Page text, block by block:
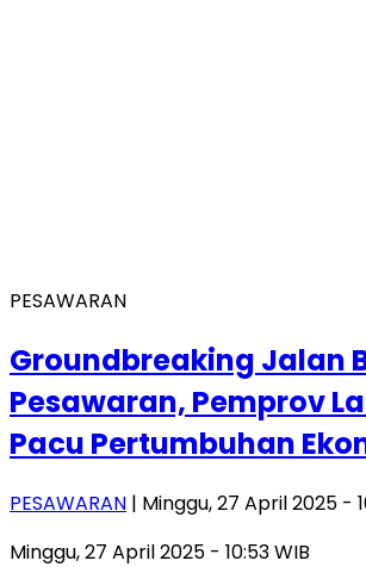
PESAWARAN
Groundbreaking Jalan
Pesawaran, Pemprov
Pacu Pertumbuhan
PESAWARAN | Minggu, 27 April 2025 -
Minggu, 27 April 2025 - 10:53 WIB